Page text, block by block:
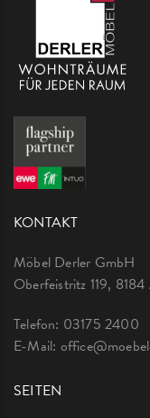
KONTAKT
Möbel Derler GmbH
Oberfeistritz 119,
Telefon: 03175 2400
E-Mail:
SEITEN